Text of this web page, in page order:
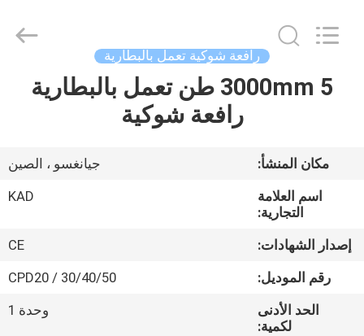
الصفحة
منتجات
أشرطة
فيديو
معلومات
Machinery
Co.,Ltd.
رافعة شوكية تعمل بالبطارية
3000mm 5 طن تعمل بالبطارية
رافعة شوكية
مكان المنشأ:
جيانغسو ، الصين
اسم العلامة
التجارية:
KAD
إصدار الشهادات:
CE
رقم الموديل:
CPD20 / 30/40/50
الحد الأدنى
لكمية:
وحدة 1